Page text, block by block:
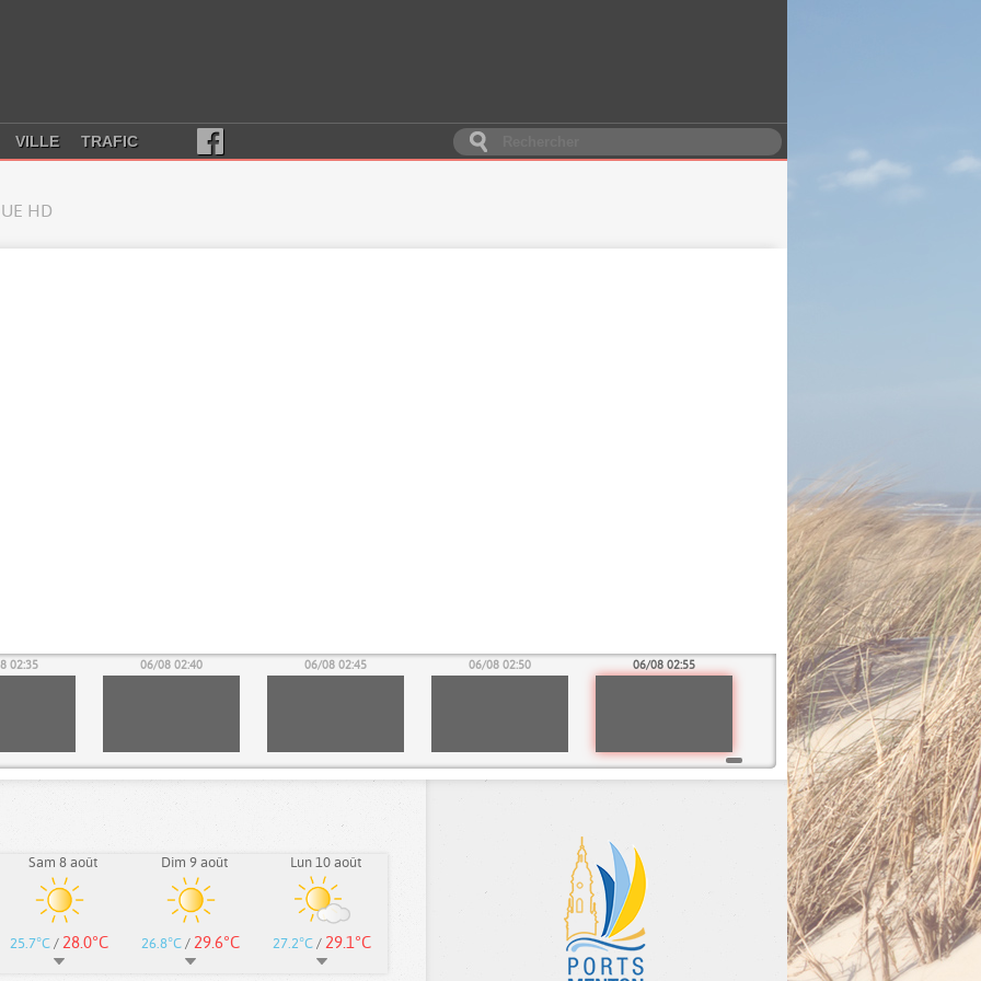
VILLE TRAFIC
HD
02:35 06/08 02:40 06/08 02:45 06/08 02:50 06/08 02:55
Sam 8 août
25.7°C / 28.0°C
Dim 9 août
26.8°C / 29.6°C
Lun 10 août
27.2°C / 29.1°C